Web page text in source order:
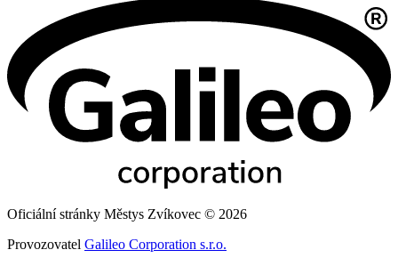
Oficiální stránky Městys Zvíkovec © 2026
Provozovatel Galileo Corporation s.r.o.